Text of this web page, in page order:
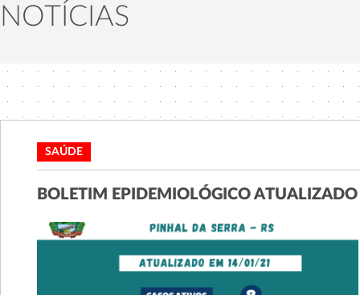
NOTÍCIAS
SAÚDE
BOLETIM EPIDEMIOLÓGICO